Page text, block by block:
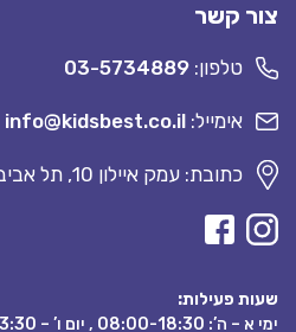
צור קשר
טלפון: 03-5734889
אימייל: info@kidsbest.co.il
כתובת: עמק איילון 10, תל אביב.
שעות פעילות:
ימי א – ה’: 08:00-18:30 , יום ו’ – 08:00-13:30